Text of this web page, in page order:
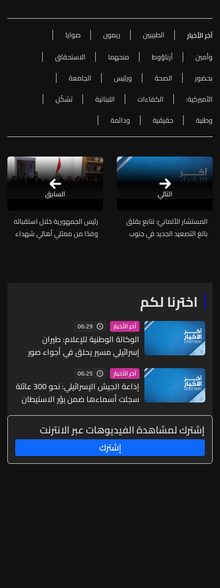
آخر الأخبار الطبيبين ريمون
صوايا
وأمين
أرناؤوط منحهما
الاستحقاق
بحضور
الصحة ورئيس
الجامعة
الأميركية:
الكفاءات اللبنانية
تشكّل
وطنية
حقيقية ودائمة
التالي
المستشار الألمانيّ: نتابع بقلق
بالغ التصعيد الجديد في جنوب
رئيس الجمهورية خلال استقباله
وفدًا من ممثلي أهالي شهداء
السابق
اخترنا لكم
آخر الأخبار 06:29
الوكالة الوطنية للإعلام: طيران
إسرائيلي مسير يحلق في أجواء صور
على علو منخفض
آخر الأخبار 06:25
إذاعة الجيش الإسرائيلي: نحو 300 عائلة
سجلت أسماءها ضمن بؤر الاستيطان
شمالي الضفة الغربية
إشترك لمشاهدة الفيديوهات عبر الانترنت
إشترك